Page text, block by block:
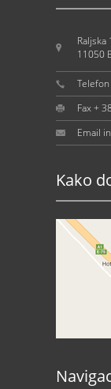
Raljska
11050
Fax +
Email
Kako